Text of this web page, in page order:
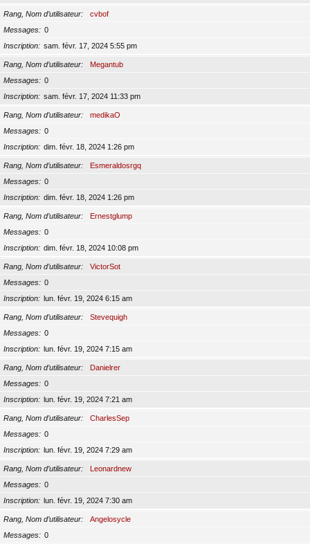
Rang, Nom d’utilisateur
cvbof
Messages
0
Inscription
sam. févr. 17, 2024 5:55 pm
Rang, Nom d’utilisateur
Megantub
Messages
0
Inscription
sam. févr. 17, 2024 11:33 pm
Rang, Nom d’utilisateur
medikaO
Messages
0
Inscription
dim. févr. 18, 2024 1:26 pm
Rang, Nom d’utilisateur
Esmeraldosrgq
Messages
0
Inscription
dim. févr. 18, 2024 1:26 pm
Rang, Nom d’utilisateur
Ernestglump
Messages
0
Inscription
dim. févr. 18, 2024 10:08 pm
Rang, Nom d’utilisateur
VictorSot
Messages
0
Inscription
lun. févr. 19, 2024 6:15 am
Rang, Nom d’utilisateur
Stevequigh
Messages
0
Inscription
lun. févr. 19, 2024 7:15 am
Rang, Nom d’utilisateur
Danielrer
Messages
0
Inscription
lun. févr. 19, 2024 7:21 am
Rang, Nom d’utilisateur
CharlesSep
Messages
0
Inscription
lun. févr. 19, 2024 7:29 am
Rang, Nom d’utilisateur
Leonardnew
Messages
0
Inscription
lun. févr. 19, 2024 7:30 am
Rang, Nom d’utilisateur
Angelosycle
Messages
0